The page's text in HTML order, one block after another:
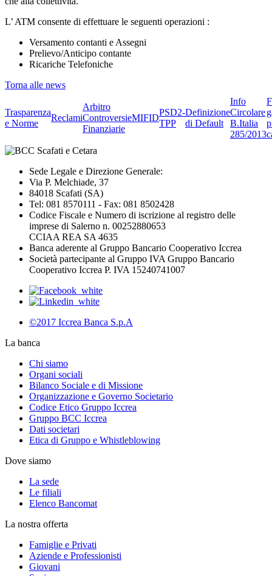
L’ ATM consente di effettuare le seguenti operazioni :
Versamento contanti e Assegni
Prelievo/Anticipo contante
Ricariche Telefoniche
Torna alle news
Trasparenza
e Norme
Reclami
Arbitro
Controversie
Finanziarie
MIFID
PSD2-
TPP
Definizione
di Default
Info
Circolare
B.Italia
285/2013
Sede Legale e Direzione Generale:
Via P. Melchiade, 37
84018 Scafati (SA)
Tel: 081 8570111 - Fax: 081 8502428
Codice Fiscale e Numero di iscrizione al registro delle
imprese di Salerno n. 00252880653
CCIAA REA SA 4635
Banca aderente al Gruppo Bancario Cooperativo Iccrea
Società partecipante al Gruppo IVA Gruppo Bancario
Cooperativo Iccrea P. IVA 15240741007
©2017 Iccrea Banca S.p.A
La banca
Chi siamo
Organi sociali
Bilanco Sociale e di Missione
Organizzazione e Governo Societario
Codice Etico Gruppo Iccrea
Gruppo BCC Iccrea
Dati societari
Etica di Gruppo e Whistleblowing
Dove siamo
La sede
Le filiali
Elenco Bancomat
La nostra offerta
Famiglie e Privati
Aziende e Professionisti
Giovani